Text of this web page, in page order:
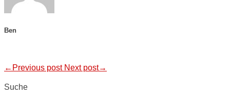
Ben
←Previous post Next post→
Suche